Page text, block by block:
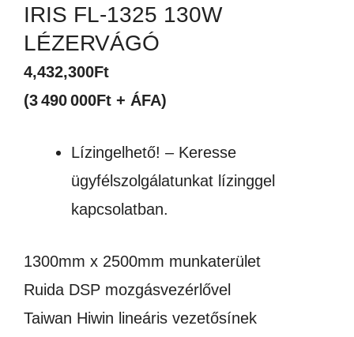
IRIS FL-1325 130W
LÉZERVÁGÓ
4,432,300Ft
(3 490 000Ft + ÁFA)
Lízingelhető! – Keresse
ügyfélszolgálatunkat lízinggel
kapcsolatban.
1300mm x 2500mm munkaterület
Ruida DSP mozgásvezérlővel
Taiwan Hiwin lineáris vezetősínek